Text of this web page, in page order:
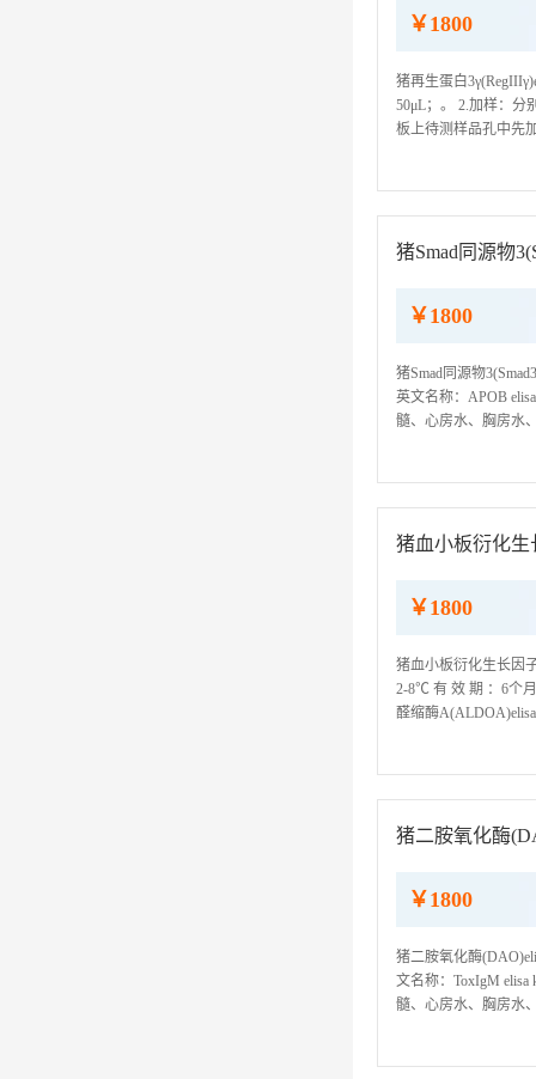
￥1800
猪再生蛋白
50μL；。 2.加样：分
板上待测样品孔中先
猪Smad同源物
￥1800
猪Smad同源物
英文名称：APOB
髓、心房水、胸房水
猪血小板衍化生
￥1800
猪血小板衍化生长因
2-8℃ 有 效 期 ：6个月
醛缩酶
猪二胺氧化酶
￥1800
猪二胺氧化酶
文名称：ToxIgM
髓、心房水、胸房水